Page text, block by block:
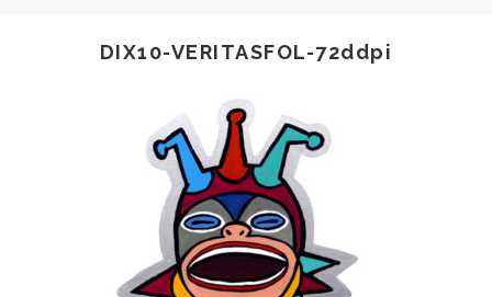
DIX10-VERITASFOL-72ddpi